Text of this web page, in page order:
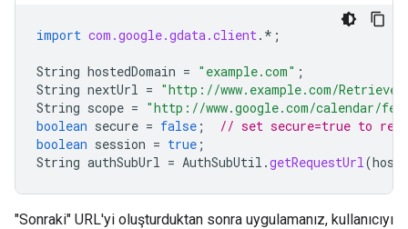
import com.google.gdata.client.* ;
String hostedDomain = "example.com" ;
String nextUrl = "http://www.example.com/
String scope = "http://www.google.com/calendar/
boolean secure = false ;
// set secure=true to
boolean session = true ;
String authSubUrl = AuthSubUtil .getRequestUrl(
"Sonraki" URL'yi oluşturduktan sonra uygulamanız, kullanıcıyı